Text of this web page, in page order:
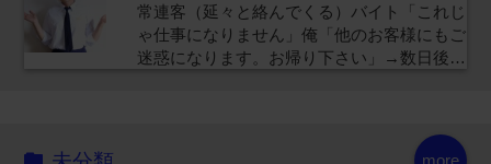
常連客（延々と絡んでくる）バイト「これじ
ゃ仕事になりません」俺「他のお客様にもご
迷惑になります。お帰り下さい」→数日後…
more